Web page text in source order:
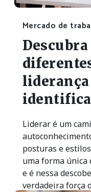
Mercado de
Descubra
liderança
Liderar é um
posturas e
uma forma única
e é nessa
verdadeira força